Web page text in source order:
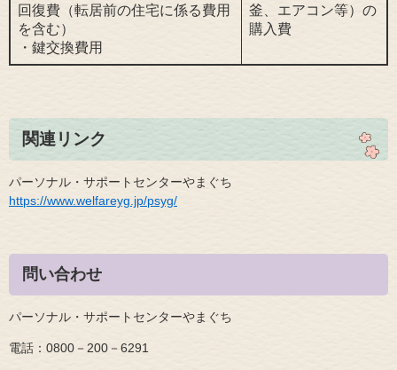
回復費（転居前の住宅に係る費用
を含む）
・鍵交換費用
釜、エアコン等）の
購入費
関連リンク
パーソナル・サポートセンターやまぐち
https://www.welfareyg.jp/psyg/
問い合わせ
パーソナル・サポートセンターやまぐち
電話：0800－200－6291